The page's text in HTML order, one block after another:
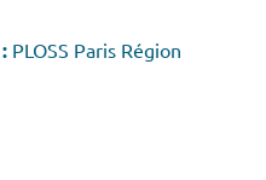
PLOSS Paris Région